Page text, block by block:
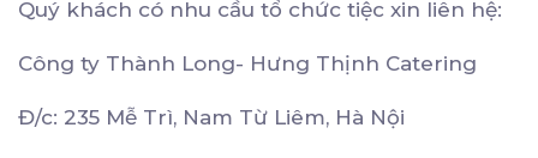
Quý khách có nhu cầu tổ chức tiệc xin liên hệ:
Công ty Thành Long- Hưng Thịnh Catering
Đ/c: 235 Mễ Trì, Nam Từ Liêm, Hà Nội